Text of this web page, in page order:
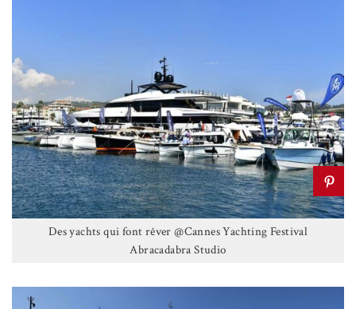
Des yachts qui font rêver @Cannes Yachting Festival
Abracadabra Studio